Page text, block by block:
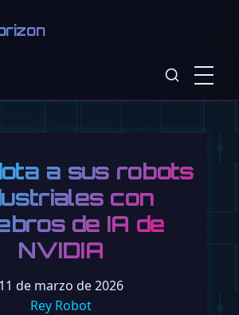
a sus robots
con
de IA de
NVIDIA
11 de marzo de 2026
Rey Robot